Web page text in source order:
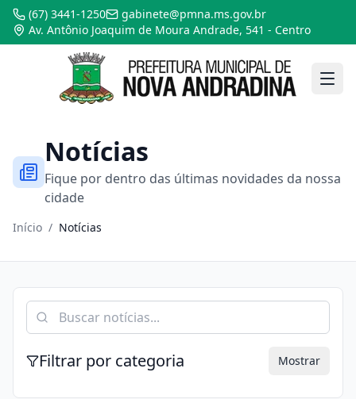
(67) 3441-1250
gabinete@pmna.ms.gov.br
Av. Antônio Joaquim de Moura Andrade, 541 - Centro
Notícias
Fique por dentro das últimas novidades da nossa
cidade
Início / Notícias
Filtrar por categoria Mostrar